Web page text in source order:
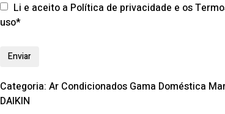
Li e aceito a Política de privacidade e os
uso*
Categoria:Ar Condicionados Gama Doméstica
DAIKIN